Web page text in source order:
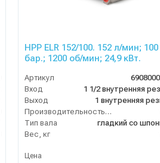
HPP ELR 152/100. 152 л/мин; 100
бар.; 1200 об/мин; 24,9 кВт.
Артикул
Вход
Выход
1 внутренняя
Производительность (л/мин)
Тип вала
гладкий со
Вес, кг
Цена